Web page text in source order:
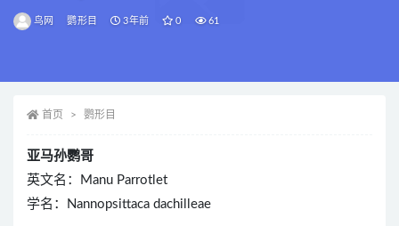
鸟网 鹦形目 3年前 0 61
首页 鹦形目
亚马孙鹦哥
英文名：Manu Parrotlet
学名：Nannopsittaca dachilleae